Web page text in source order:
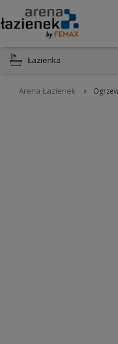
Łazienka
Arena Łazienek ›